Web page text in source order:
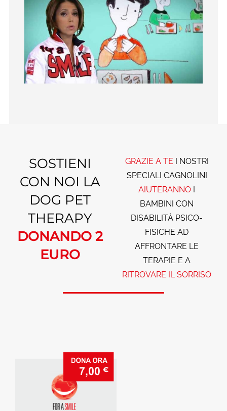
SOSTIENI
CON NOI LA
DOG PET
THERAPY
DONANDO 2
EURO
GRAZIE A TE I NOSTRI
SPECIALI CAGNOLINI
AIUTERANNO I
BAMBINI CON
DISABILITÀ PSICO-
FISICHE AD
AFFRONTARE LE
TERAPIE E A
RITROVARE IL SORRISO